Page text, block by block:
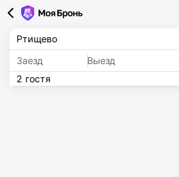
Заезд
Выезд
2 гостя